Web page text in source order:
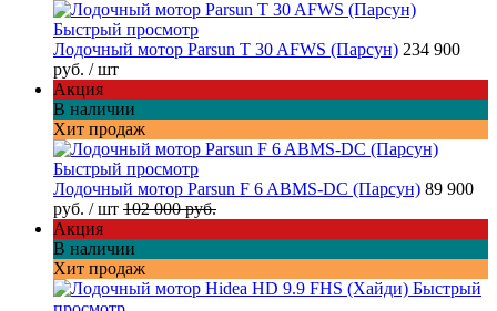
Быстрый просмотр
Лодочный мотор Parsun T 30 AFWS (Парсун) 234 900
руб. / шт
Акция
В наличии
Хит продаж
Быстрый просмотр
Лодочный мотор Parsun F 6 ABMS-DC (Парсун) 89 900
руб. / шт 102 000 руб.
Акция
В наличии
Хит продаж
Быстрый